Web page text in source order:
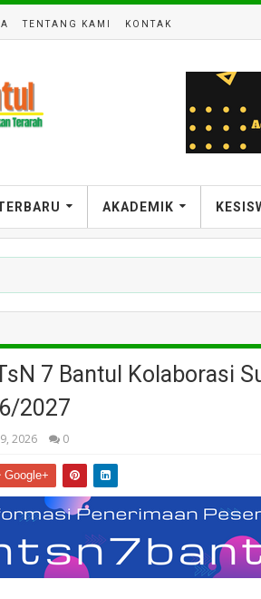
TENTANG KAMI KONTAK
AKADEMIK
7 Bantul Kolaborasi
2027
2026 0
Google+